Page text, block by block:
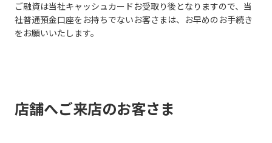
ご融資は当社キャッシュカードお受取り後となりますので、当
社普通預金口座をお持ちでないお客さまは、お早めのお手続き
をお願いいたします。
店舗へご来店のお客さま